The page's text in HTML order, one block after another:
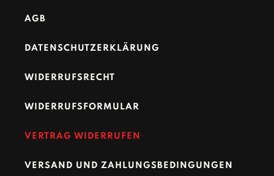
AGB
DATENSCHUTZERKLÄRUNG
WIDERRUFSRECHT
WIDERRUFSFORMULAR
VERTRAG WIDERRUFEN
VERSAND UND ZAHLUNGSBEDINGUNGEN